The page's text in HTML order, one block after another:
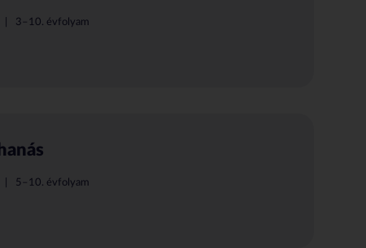
3–10. évfolyam
5–10. évfolyam